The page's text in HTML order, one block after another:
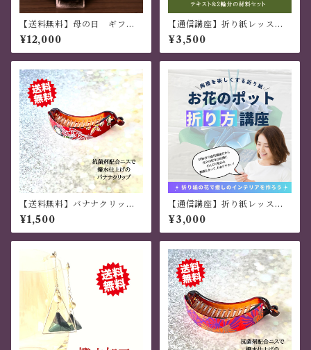
【送料無料】母の日 ギフ
ト 世界でひとつ オリジナ
ル 手作り バラ 大サイズ
¥12,000
【通信講座】折り紙レッスン
花のくすだま ツバキの一輪
飾り
¥3,500
【送料無料】バナナクリップ
アーチ型 桜がそよ風に舞う
茶色 薄いラメ 現代千代
紙・和紙
¥1,500
【通信講座】折り紙レッスン
梅雨の癒し「八重紫陽花の
吊るし飾り」
¥3,000